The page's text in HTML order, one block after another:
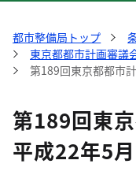
都市整備局トップ
東京都都市計画審議
第189回東京都都市
第189回東
平成22年5